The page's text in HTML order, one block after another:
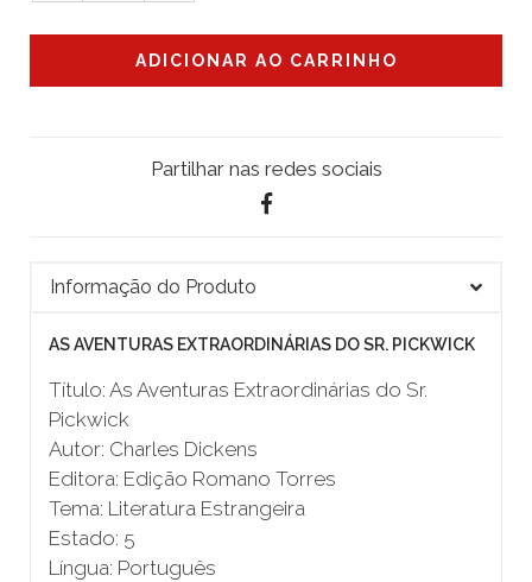
Partilhar nas redes sociais
Informação do Produto
AS AVENTURAS EXTRAORDINÁRIAS DO SR. PICKWICK
Título: As Aventuras Extraordinárias do Sr.
Pickwick
Autor: Charles Dickens
Editora: Edição Romano Torres
Tema: Literatura Estrangeira
Estado: 5
Língua: Português